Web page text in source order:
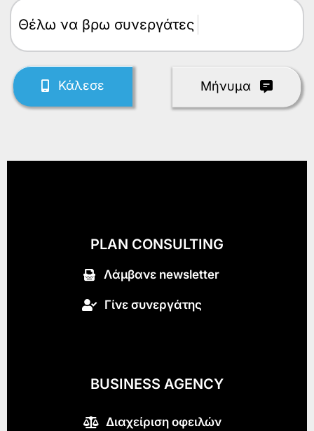
Θέλω
Κάλεσε Mήνυμα
PLAN CONSULTING
Λάμβανε newsletter
Γίνε συνεργάτης
BUSINESS AGENCY
Διαχείριση οφειλών